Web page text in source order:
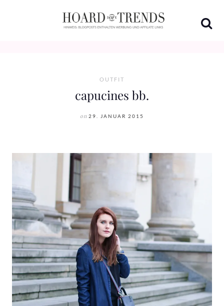
OUTFIT
capucines bb.
on 29. JANUAR 2015